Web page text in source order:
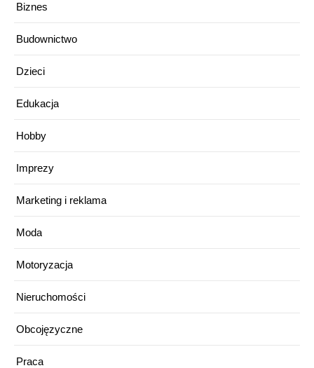
Biznes
Budownictwo
Dzieci
Edukacja
Hobby
Imprezy
Marketing i reklama
Moda
Motoryzacja
Nieruchomości
Obcojęzyczne
Praca